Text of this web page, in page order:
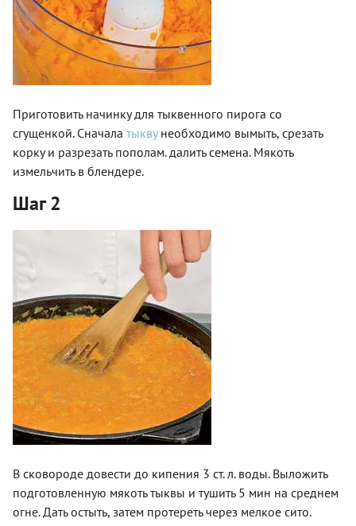
Приготовить начинку для тыквенного пирога со
сгущенкой. Сначала тыкву необходимо вымыть, срезать
корку и разрезать пополам. далить семена. Мякоть
измельчить в блендере.
Шаг 2
В сковороде довести до кипения 3 ст. л. воды. Выложить
подготовленную мякоть тыквы и тушить 5 мин на среднем
огне. Дать остыть, затем протереть через мелкое сито.